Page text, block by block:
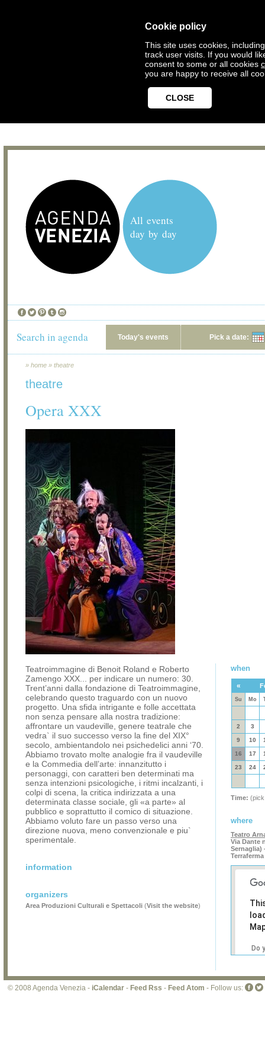
Cookie policy
This site uses cookies,
track user visits. If you would
consent to some or all cookies
you are happy to receive all
CLOSE
All events
day by day
Search in agenda Today's events Pick a date:
» home » theatre
theatre
Opera XXX
Teatroimmagine di Benoit Roland e Roberto
Zamengo XXX... per indicare un numero: 30.
Trent’anni dalla fondazione di Teatroimmagine,
celebrando questo traguardo con un nuovo
progetto. Una sfida intrigante e folle accettata
non senza pensare alla nostra tradizione:
affrontare un vaudeville, genere teatrale che
vedra` il suo successo verso la fine del XIX°
secolo, ambientandolo nei psichedelici anni ‘70.
Abbiamo trovato molte analogie fra il vaudeville
e la Commedia dell’arte: innanzitutto i
personaggi, con caratteri ben determinati ma
senza intenzioni psicologiche, i ritmi incalzanti, i
colpi di scena, la critica indirizzata a una
determinata classe sociale, gli «a parte» al
pubblico e soprattutto il comico di situazione.
Abbiamo voluto fare un passo verso una
direzione nuova, meno convenzionale e piu`
sperimentale.
information
organizers
Area Produzioni Culturali e Spettacoli (Visit the website)
when
«
Su Mo
2 3
9 10
16 17
23 24
Time:
where
Teatro
Via Dante
Sernaglia)
Terraferma
Do
© 2008 Agenda Venezia - iCalendar - Feed Rss - Feed Atom - Follow us: